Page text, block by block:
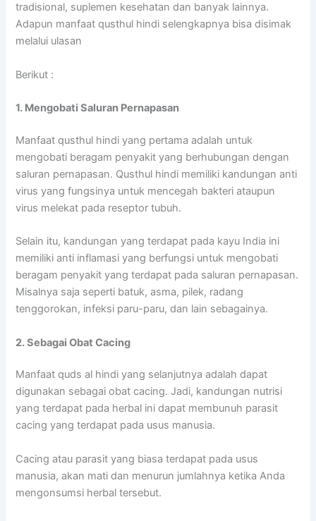
tradisional, suplemen kesehatan dan banyak lainnya.
Adapun manfaat qusthul hindi selengkapnya bisa disimak
melalui ulasan
Berikut :
1. Mengobati Saluran Pernapasan
Manfaat qusthul hindi yang pertama adalah untuk
mengobati beragam penyakit yang berhubungan dengan
saluran pernapasan. Qusthul hindi memiliki kandungan anti
virus yang fungsinya untuk mencegah bakteri ataupun
virus melekat pada reseptor tubuh.
Selain itu, kandungan yang terdapat pada kayu India ini
memiliki anti inflamasi yang berfungsi untuk mengobati
beragam penyakit yang terdapat pada saluran pernapasan.
Misalnya saja seperti batuk, asma, pilek, radang
tenggorokan, infeksi paru-paru, dan lain sebagainya.
2. Sebagai Obat Cacing
Manfaat quds al hindi yang selanjutnya adalah dapat
digunakan sebagai obat cacing. Jadi, kandungan nutrisi
yang terdapat pada herbal ini dapat membunuh parasit
cacing yang terdapat pada usus manusia.
Cacing atau parasit yang biasa terdapat pada usus
manusia, akan mati dan menurun jumlahnya ketika Anda
mengonsumsi herbal tersebut.